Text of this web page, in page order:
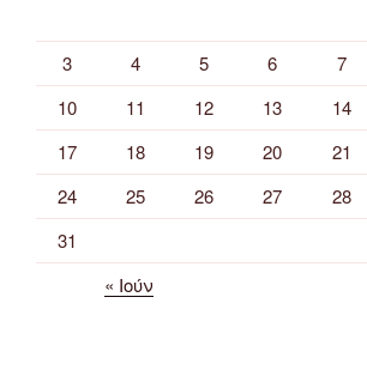
3
4 5 6 7
10
11 12 13 14
17
18 19 20 21
24
25 26 27 28
31
« Ιούν